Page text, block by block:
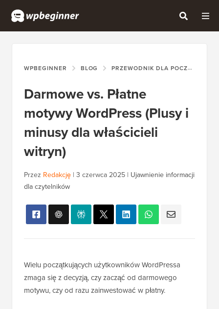
WPBEGINNER BLOG PRZEWODNIK DLA POCZĄTKUJĄCYCH
Darmowe vs. Płatne
motywy WordPress (Plusy i
minusy dla właścicieli
witryn)
Przez Redakcję | 3 czerwca 2025 | Ujawnienie informacji
dla czytelników
Wielu początkujących użytkowników WordPressa
zmaga się z decyzją, czy zacząć od darmowego
motywu, czy od razu zainwestować w płatny.